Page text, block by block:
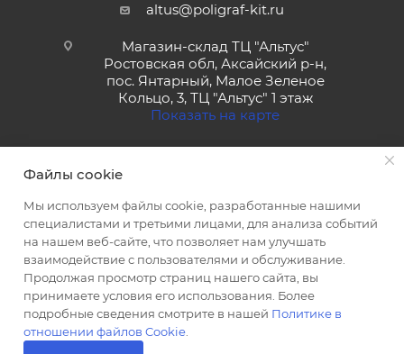
altus@poligraf-kit.ru
Магазин-склад ТЦ "Альтус"
Ростовская обл, Аксайский р-н,
пос. Янтарный, Малое Зеленое
Кольцо, 3, ТЦ "Альтус" 1 этаж
Показать на карте
2026 © Полиграф кит - интернет-магазин
Файлы cookie
Мы используем файлы cookie, разработанные нашими
специалистами и третьими лицами, для анализа событий
на нашем веб-сайте, что позволяет нам улучшать
взаимодействие с пользователями и обслуживание.
Продолжая просмотр страниц нашего сайта, вы
принимаете условия его использования. Более
подробные сведения смотрите в нашей Политике в
отношении файлов Cookie